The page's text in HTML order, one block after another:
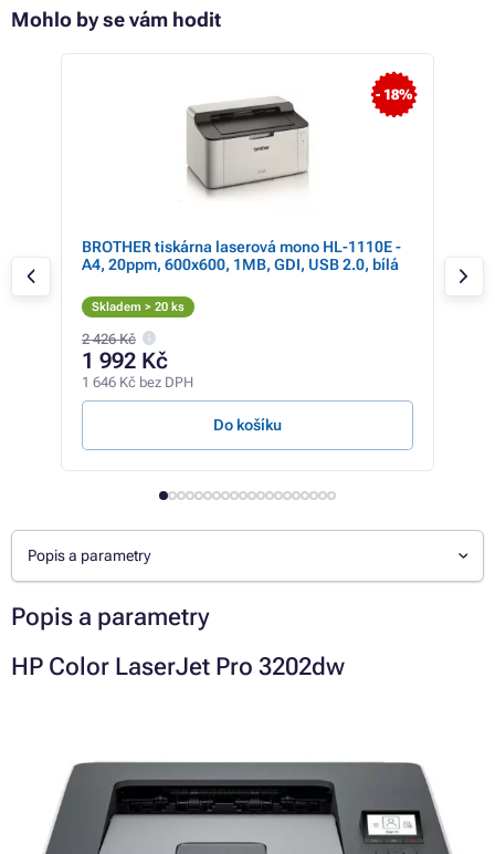
Mohlo by se vám hodit
- 18%
BROTHER tiskárna laserová mono HL-1110E -
A4, 20ppm, 600x600, 1MB, GDI, USB 2.0, bílá
Skladem > 20 ks
2 426 Kč
1 992 Kč
1 646 Kč bez DPH
Do košíku
Popis a parametry
Popis a parametry
HP Color LaserJet Pro 3202dw